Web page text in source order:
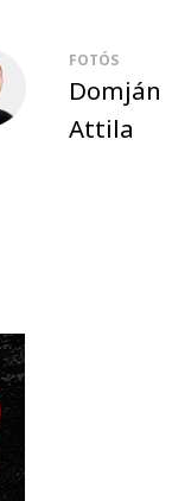
FOTÓS
Domján
Attila